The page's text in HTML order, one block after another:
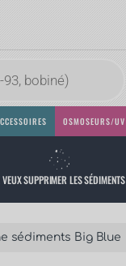
OSMOSEURS/UV
VEUX SUPPRIMER LES SÉDIMENTS
sédiments Big Blue